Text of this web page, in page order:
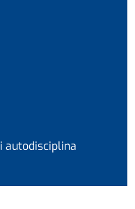
autodisciplina